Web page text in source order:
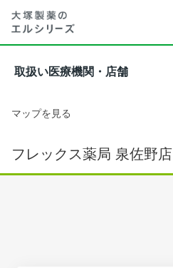
取扱い医療機関・店舗
マップを見る
フレックス薬局 泉佐野店